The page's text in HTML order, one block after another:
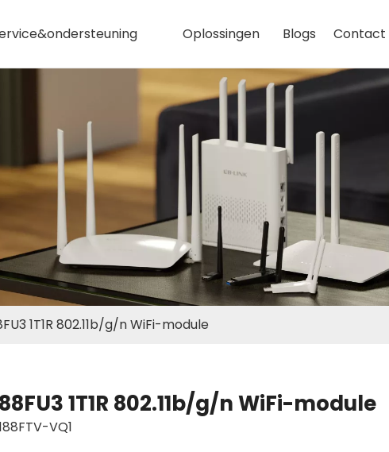
Oplossingen Blogs Contact
1T1R 802.11b/g/n WiFi-module
1T1R 802.11b/g/n WiFi-module
VQ1